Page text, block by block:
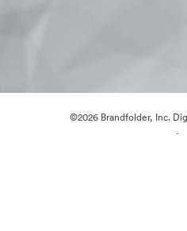
©2026 Brandfolder, Inc.
·